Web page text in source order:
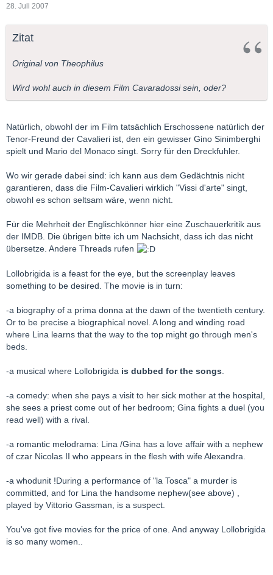
28. Juli 2007
Zitat
Original von Theophilus
Wird wohl auch in diesem Film Cavaradossi sein, oder?
Natürlich, obwohl der im Film tatsächlich Erschossene natürlich der
Tenor-Freund der Cavalieri ist, den ein gewisser Gino Sinimberghi
spielt und Mario del Monaco singt. Sorry für den Dreckfuhler.
Wo wir gerade dabei sind: ich kann aus dem Gedächtnis nicht
garantieren, dass die Film-Cavalieri wirklich "Vissi d'arte" singt,
obwohl es schon seltsam wäre, wenn nicht.
Für die Mehrheit der Englischkönner hier eine Zuschauerkritik aus
der IMDB. Die übrigen bitte ich um Nachsicht, dass ich das nicht
übersetze. Andere Threads rufen
Lollobrigida is a feast for the eye, but the screenplay leaves
something to be desired. The movie is in turn:
-a biography of a prima donna at the dawn of the twentieth century.
Or to be precise a biographical novel. A long and winding road
where Lina learns that the way to the top might go through men's
beds.
-a musical where Lollobrigida is dubbed for the songs
-a comedy: when she pays a visit to her sick mother at the hospital,
she sees a priest come out of her bedroom; Gina fights a duel (you
read well) with a rival.
-a romantic melodrama: Lina /Gina has a love affair with a nephew
of czar Nicolas II who appears in the flesh with wife Alexandra.
-a whodunit !During a performance of "la Tosca" a murder is
committed, and for Lina the handsome nephew(see above) ,
played by Vittorio Gassman, is a suspect.
You've got five movies for the price of one. And anyway Lollobrigida
is so many women..